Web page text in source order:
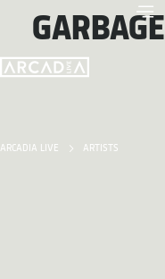
ARCADIA LIVE ARTISTS
GARBAGE